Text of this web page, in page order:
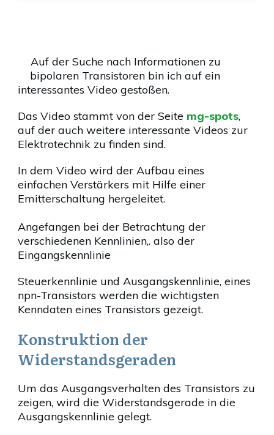
Auf der Suche nach Informationen zu
bipolaren Transistoren bin ich auf ein
interessantes Video gestoßen.
Das Video stammt von der Seite mg-spots,
auf der auch weitere interessante Videos zur
Elektrotechnik zu finden sind.
In dem Video wird der Aufbau eines
einfachen Verstärkers mit Hilfe einer
Emitterschaltung hergeleitet.
Angefangen bei der Betrachtung der
verschiedenen Kennlinien,. also der
Eingangskennlinie
Steuerkennlinie und Ausgangskennlinie, eines
npn-Transistors werden die wichtigsten
Kenndaten eines Transistors gezeigt.
Konstruktion der
Widerstandsgeraden
Um das Ausgangsverhalten des Transistors zu
zeigen, wird die Widerstandsgerade in die
Ausgangskennlinie gelegt.